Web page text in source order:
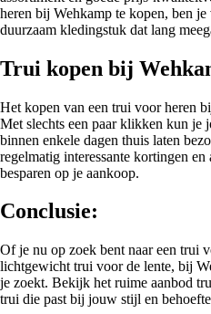
heren bij Wehkamp te kopen, ben
duurzaam kledingstuk dat lang
Trui kopen bij
Het kopen van een trui voor heren
Met slechts een paar klikken kun je
binnen enkele dagen thuis laten
regelmatig interessante kortingen
besparen op je aankoop.
Conclusie:
Of je nu op zoek bent naar een trui
lichtgewicht trui voor de lente, bij
je zoekt. Bekijk het ruime aanbod
trui die past bij jouw stijl en